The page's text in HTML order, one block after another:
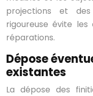
projections et
rigoureuse évite les
réparations.
Dépose
existantes
La dépose des